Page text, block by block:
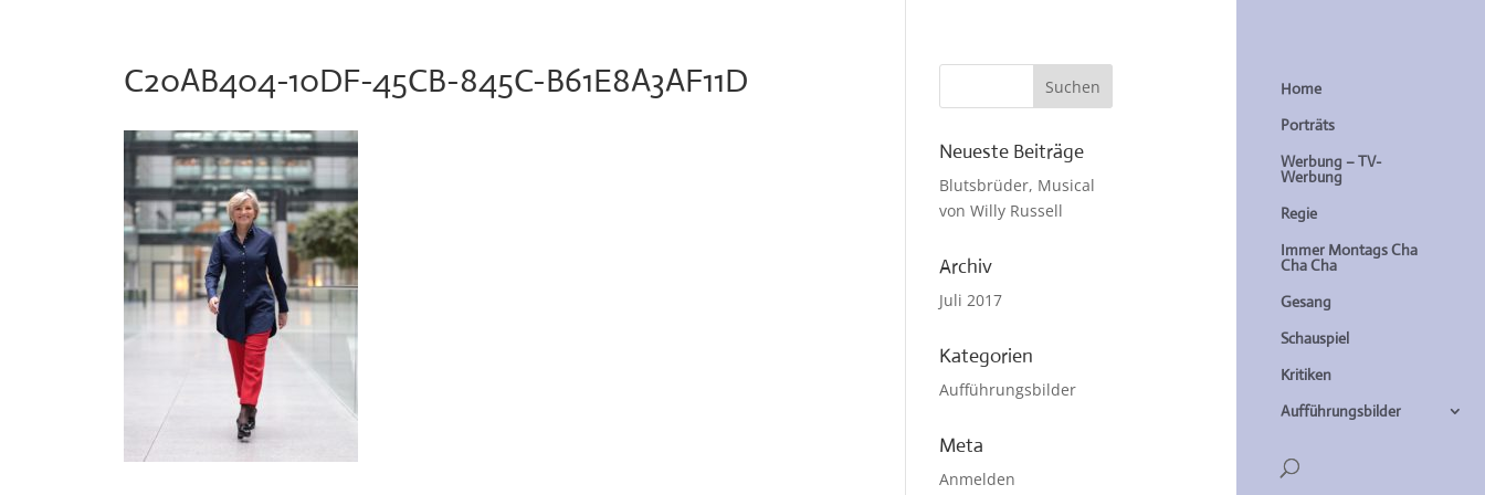
Home
Porträts
Werbung – TV-
Werbung
Regie
Immer Montags Cha
Cha Cha
Gesang
Schauspiel
Kritiken
Aufführungsbilder
C20AB404-10DF-45CB-845C-B61E8A3AF11D
Neueste Beiträge
Blutsbrüder, Musical
von Willy Russell
Archiv
Juli 2017
Kategorien
Aufführungsbilder
Meta
Anmelden